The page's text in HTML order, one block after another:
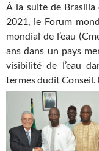
À la suite de
2021, le Forum
mondial de l’eau
ans dans un pays
visibilité de l’eau
termes dudit Conseil.